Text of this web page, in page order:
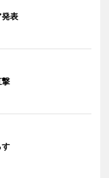
発表
撃
す